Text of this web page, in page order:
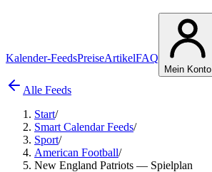
Kalender-FeedsPreiseArtikelFAQ
Mein Konto
Alle Feeds
Start/
Smart Calendar Feeds/
Sport/
American Football/
New England Patriots — Spielplan